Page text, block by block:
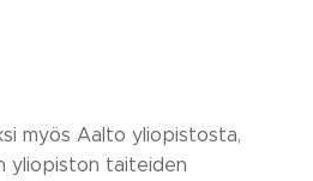
myös Aalto yliopistosta,
yliopiston taiteiden